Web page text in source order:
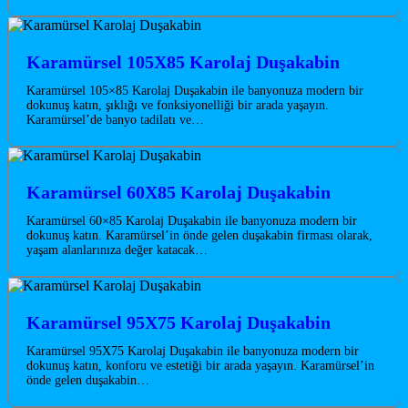
Karamürsel 105X85 Karolaj Duşakabin
Karamürsel 105×85 Karolaj Duşakabin ile banyonuza modern bir
dokunuş katın, şıklığı ve fonksiyonelliği bir arada yaşayın.
Karamürsel’de banyo tadilatı ve…
Karamürsel 60X85 Karolaj Duşakabin
Karamürsel 60×85 Karolaj Duşakabin ile banyonuza modern bir
dokunuş katın. Karamürsel’in önde gelen duşakabin firması olarak,
yaşam alanlarınıza değer katacak…
Karamürsel 95X75 Karolaj Duşakabin
Karamürsel 95X75 Karolaj Duşakabin ile banyonuza modern bir
dokunuş katın, konforu ve estetiği bir arada yaşayın. Karamürsel’in
önde gelen duşakabin…